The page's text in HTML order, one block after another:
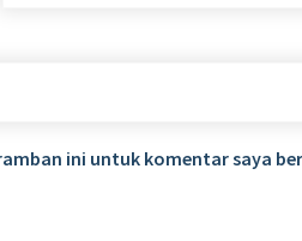
ini untuk komentar saya